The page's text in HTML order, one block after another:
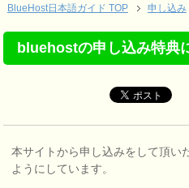
BlueHost日本語ガイド TOP 申し込み
bluehostの申し込み特典
本サイトから申し込みをして頂い
ようにしています。